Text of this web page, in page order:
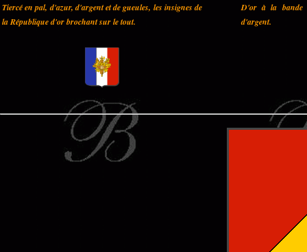
Tiercé en pal, d'azur, d'argent et de gueules, les insignes de
la République d'or brochant sur le tout.
D'or à la bande
d'argent.